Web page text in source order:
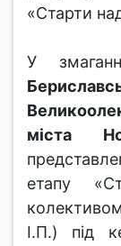
«Старти
У
міста
етапу
І.П.) під